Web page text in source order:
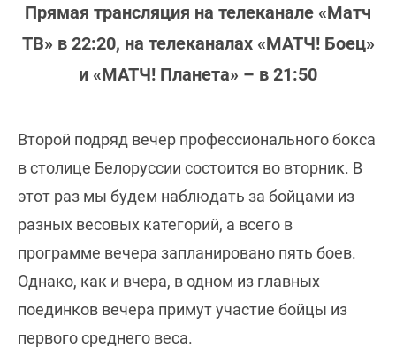
Прямая трансляция на телеканале «Матч
ТВ» в 22:20, на телеканалах «МАТЧ! Боец»
и «МАТЧ! Планета» – в 21:50
Второй подряд вечер профессионального бокса
в столице Белоруссии состоится во вторник. В
этот раз мы будем наблюдать за бойцами из
разных весовых категорий, а всего в
программе вечера запланировано пять боев.
Однако, как и вчера, в одном из главных
поединков вечера примут участие бойцы из
первого среднего веса.